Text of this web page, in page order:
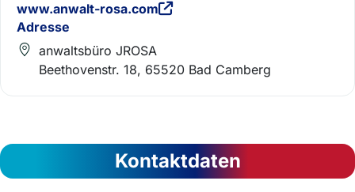
www.anwalt-rosa.com
Adresse
anwaltsbüro JROSA
Beethovenstr. 18, 65520 Bad Camberg
Kontaktdaten